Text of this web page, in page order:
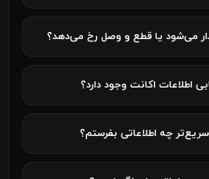
می‌شود یا قطع و وصل رخ می‌دهد؟
اطلاعات اکانت وجود دارد؟
سریع‌تر چه اطلاعاتی بفرستم؟